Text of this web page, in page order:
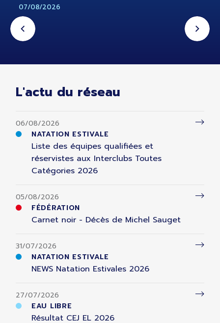
07/08/2026
L'actu du réseau
06/08/2026
NATATION ESTIVALE
Liste des équipes qualifiées et
réservistes aux Interclubs Toutes
Catégories 2026
05/08/2026
FÉDÉRATION
Carnet noir - Décès de Michel Sauget
31/07/2026
NATATION ESTIVALE
NEWS Natation Estivales 2026
27/07/2026
EAU LIBRE
Résultat CEJ EL 2026